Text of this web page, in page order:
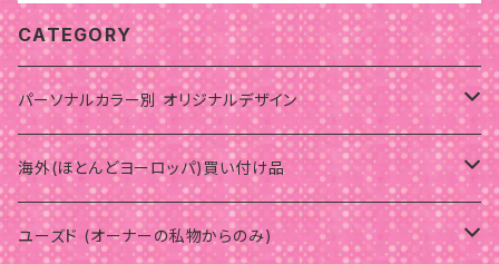
CATEGORY
パーソナルカラー別 オリジナルデザイン
サマー
ウェーブ
ウインター
海外(ほとんどヨーロッパ)買い付け品
サマー
ユーズド (オーナーの私物からのみ)